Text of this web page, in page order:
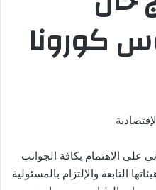
كورونا
على الاهتمام بكافة الجوانب
التابعة والإلتزام بالمسئولية